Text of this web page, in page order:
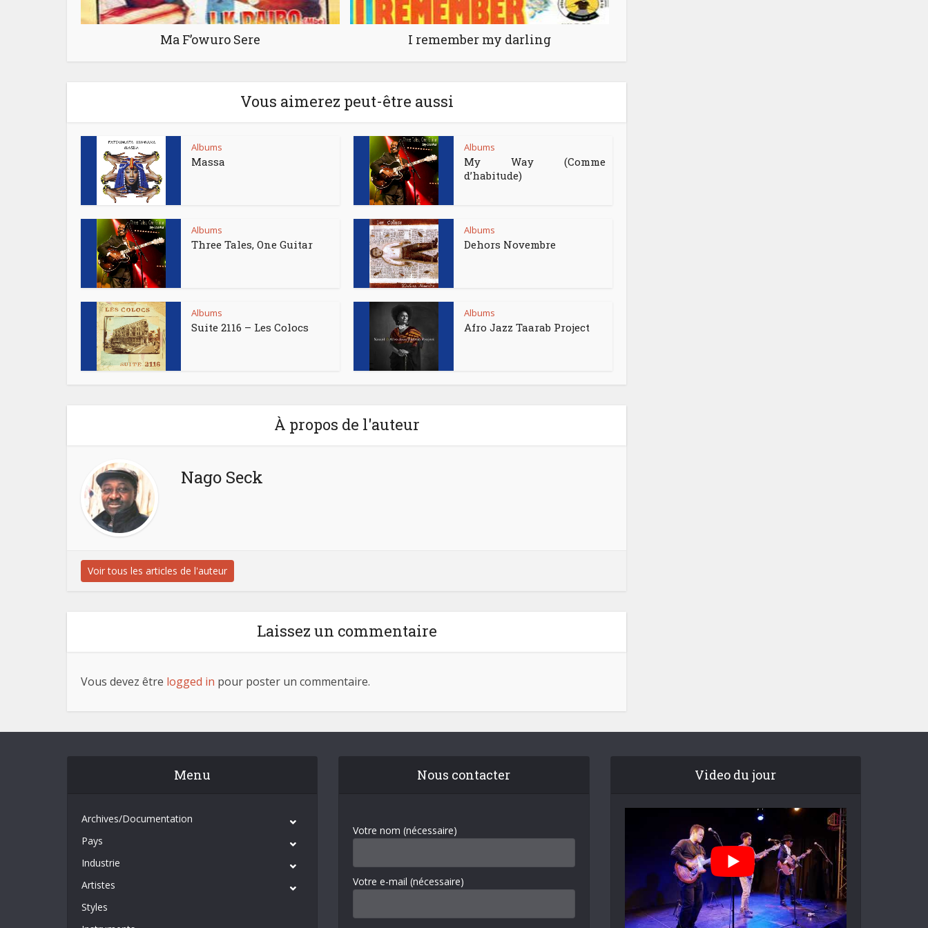
Ma F’owuro Sere I remember my darling
Vous aimerez peut-être aussi
Albums
Massa
Albums
My Way (Comme
d’habitude)
Albums
Three Tales, One Guitar
Albums
Dehors Novembre
Albums
Suite 2116 – Les Colocs
Albums
Afro Jazz Taarab Project
À propos de l'auteur
Nago Seck
Voir tous les articles de l'auteur
Laissez un commentaire
Vous devez être logged in pour poster un commentaire.
Menu
Archives/Documentation
Pays
Industrie
Artistes
Styles
Nous contacter
Votre nom (nécessaire)
Votre e-mail (nécessaire)
Video du jour